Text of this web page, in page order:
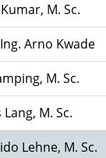
M. Sc.
Arno Kwade
M. Sc.
M. Sc.
Lehne, M. Sc.